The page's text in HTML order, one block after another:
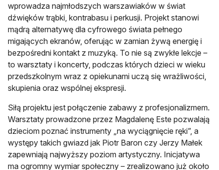
wprowadza najmłodszych warszawiaków w świat
dźwięków trąbki, kontrabasu i perkusji. Projekt stanowi
mądrą alternatywę dla cyfrowego świata pełnego
migających ekranów, oferując w zamian żywą energię i
bezpośredni kontakt z muzyką. To nie są zwykłe lekcje –
to warsztaty i koncerty, podczas których dzieci w wieku
przedszkolnym wraz z opiekunami uczą się wrażliwości,
skupienia oraz wspólnej ekspresji.
Siłą projektu jest połączenie zabawy z profesjonalizmem.
Warsztaty prowadzone przez Magdalenę Este pozwalają
dzieciom poznać instrumenty „na wyciągnięcie ręki”, a
występy takich gwiazd jak Piotr Baron czy Jerzy Małek
zapewniają najwyższy poziom artystyczny. Inicjatywa
ma ogromny wymiar społeczny – zrealizowano już około